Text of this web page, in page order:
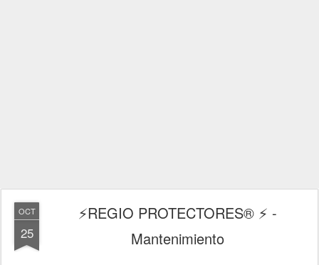
OCT
25
⚡REGIO PROTECTORES® ⚡ -
Mantenimiento